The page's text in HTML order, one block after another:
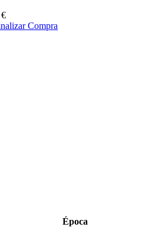
€
Compra
Época